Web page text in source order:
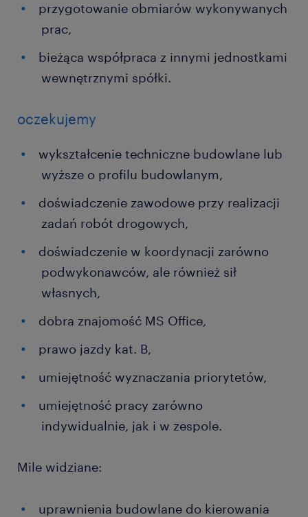
przygotowanie obmiarów wykonywanych
prac,
bieżąca współpraca z innymi jednostkami
wewnętrznymi spółki.
oczekujemy
wykształcenie techniczne budowlane lub
wyższe o profilu budowlanym,‎
doświadczenie zawodowe przy realizacji
zadań robót drogowych,
doświadczenie w koordynacji zarówno
podwykonawców, ale również sił
własnych, ‎
dobra znajomość MS Office,‎
‎prawo jazdy kat. B,‎
‎umiejętność wyznaczania priorytetów,‎
‎umiejętność pracy zarówno
indywidualnie, jak i w zespole.‎
Mile widziane:‎
‎uprawnienia budowlane do kierowania